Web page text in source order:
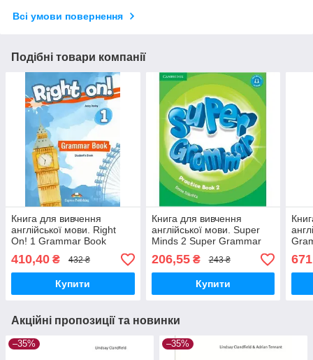
Всі умови повернення
Подібні товари компанії
Книга для вивчення
англійської мови. Right
On! 1 Grammar Book
410,40 ₴ 432 ₴
Купити
Книга для вивчення
англійської мови. Super
Minds 2 Super Grammar
Practice Book
206,55₴ 243 ₴
Купити
Акційні пропозиції та новинки
–35% –35%